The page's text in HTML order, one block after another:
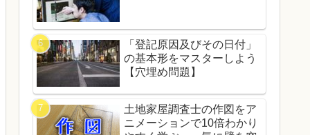
「登記原因及びその日付」
の基本形をマスターしよう
【穴埋め問題】
土地家屋調査士の作図をア
ニメーションで10倍わかり